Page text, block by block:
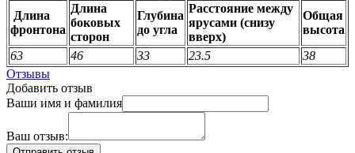
Длина
фронтона
Длина
боковых
сторон
Глубина
до угла
Расстояние между
ярусами (снизу
вверх)
Общая
высота
63
46 33 23.5
38
Отзывы
Добавить отзыв
Ваши имя и фамилия
Ваш отзыв: